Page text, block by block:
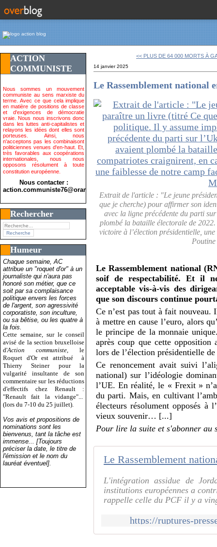
ACTION
COMMUNISTE
Nous sommes un mouvement
communiste au sens marxiste du
terme. Avec ce que cela implique
en matière de positions de classe
et d'exigences de démocratie
vraie. Nous nous inscrivons donc
dans les luttes anti-capitalistes et
relayons les idées dont elles sont
porteuses. Ainsi, nous
n'acceptons pas les combinaisont
politiciennes venues d'en-haut. Et,
très favorables aux coopérations
internationales, nous nous
opposons résolument à toute
constitution européenne.
Nous contacter :
action.communiste76@orange.fr>
Rechercher
Humeur
Chaque semaine, AC
attribue un "roquet d'or" à un
journaliste qui n'aura pas
honoré son métier, que ce
soit par sa complaisance
politique envers les forces
de l'argent, son agressivité
corporatiste, son inculture,
ou sa bêtise, ou les quatre à
la fois.
Cette semaine, sur le conseil
avisé de la section bruxelloise
d'Action communiste , le
Roquet d'Or est attribué
à
Thierry Steiner pour la
vulgarité insultante de son
commentaire sur les réductions
d'effectifs chez Renault :
"Renault fait la vidange"...
(lors du 7-10 du 25 juillet).
Vos avis et propositions de
nominations sont les
bienvenus, tant la tâche est
immense... [Toujours
préciser la date, le titre de
l'émission et le nom du
lauréat éventuel].
<< PLUS DE 64 000 MORTS À
14 janvier 2025
Le Rassemblement national
Extrait de l'article : "Le jeune
que je cherche) pour affirmer son
avec la ligne précédente du parti
plombé la bataille électorale de
victoire à l’élection présidentielle,
Le Rassemblement national
soif de respectabilité. Et il
acceptable vis-à-vis des
que son discours continue
Ce n’est pas tout à fait nouveau.
à mettre en cause l’euro, alors
le principe de la monnaie
après coup que cette
lors de l’élection présidentielle
Ce renoncement avait suivi
national) sur l’idéologie
l’UE. En réalité, le « Frexit »
du parti. Mais, en cultivant
électeurs résolument opposés à
vieux souvenir… [...]
Pour lire la suite et s'abonner au
L'intégration assidue de
institutions européennes a
rappelle celle du PCF il y a
https://ruptures-